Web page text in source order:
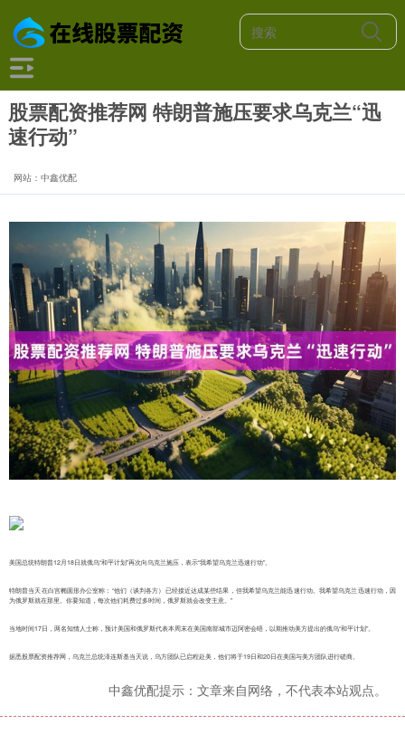
股票配资推荐网 特朗普施压要求乌克兰“迅
速行动”
网站：中鑫优配
美国总统特朗普12月18日就俄乌“和平计划”再次向乌克兰施压，表示“我希望乌克兰迅速行动”。
特朗普当天在白宫椭圆形办公室称：“他们（谈判各方）已经接近达成某些结果，但我希望乌克兰能迅速行动。我希望乌克兰迅速行动，因
为俄罗斯就在那里。你要知道，每次他们耗费过多时间，俄罗斯就会改变主意。”
当地时间17日，两名知情人士称，预计美国和俄罗斯代表本周末在美国南部城市迈阿密会晤，以期推动美方提出的俄乌“和平计划”。
据悉股票配资推荐网，乌克兰总统泽连斯基当天说，乌方团队已启程赴美，他们将于19日和20日在美国与美方团队进行磋商。
中鑫优配提示：文章来自网络，不代表本站观点。